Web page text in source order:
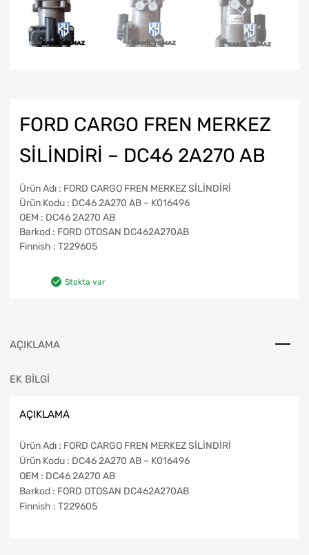
FORD CARGO FREN MERKEZ
SİLİNDİRİ – DC46 2A270 AB
Ürün Adı : FORD CARGO FREN MERKEZ SİLİNDİRİ
Ürün Kodu : DC46 2A270 AB – K016496
OEM : DC46 2A270 AB
Barkod : FORD OTOSAN DC462A270AB
Finnish : T229605
Stokta var
AÇIKLAMA
EK BILGI
AÇIKLAMA
Ürün Adı : FORD CARGO FREN MERKEZ SİLİNDİRİ
Ürün Kodu : DC46 2A270 AB – K016496
OEM : DC46 2A270 AB
Barkod : FORD OTOSAN DC462A270AB
Finnish : T229605